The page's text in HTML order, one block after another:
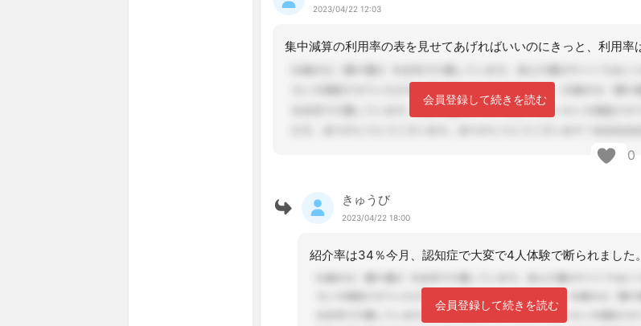
2023/04/22 12:03
会員登録して続きを読む
0
きゅうび
2023/04/22 18:00
紹介率は34％今月、認知症で大変で4人体験で断られました。
会員登録して続きを読む